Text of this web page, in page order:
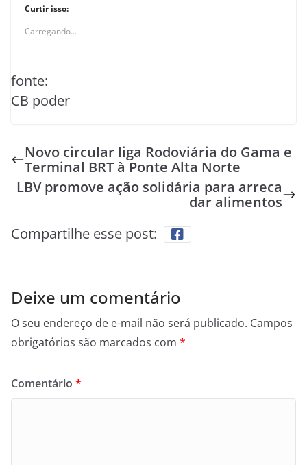
Curtir isso:
Carregando...
fonte:
CB poder
Novo circular liga Rodoviária do Gama e
Terminal BRT à Ponte Alta Norte
LBV promove ação solidária para arreca
dar alimentos
Compartilhe esse post:
Deixe um comentário
O seu endereço de e-mail não será publicado. Campos
obrigatórios são marcados com *
Comentário *